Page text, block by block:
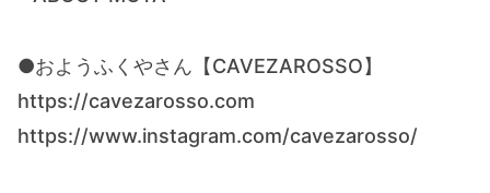
●おようふくやさん【CAVEZAROSSO】
https://cavezarosso.com
https://www.instagram.com/cavezarosso/